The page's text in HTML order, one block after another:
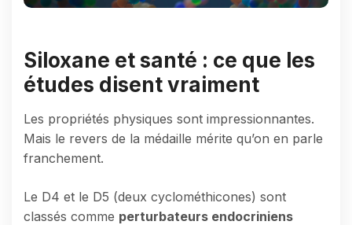
Siloxane et santé : ce que les
études disent vraiment
Les propriétés physiques sont impressionnantes.
Mais le revers de la médaille mérite qu’on en parle
franchement.
Le D4 et le D5 (deux cyclométhicones) sont
classés comme perturbateurs endocriniens